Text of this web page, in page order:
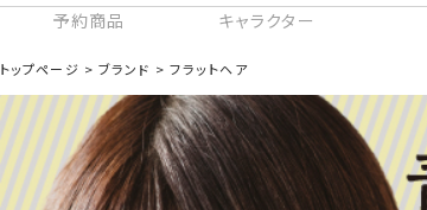
予約商品 キャラクター
トップページ ブランド フラットヘア